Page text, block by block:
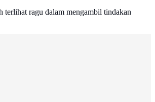
terlihat ragu dalam mengambil tindakan